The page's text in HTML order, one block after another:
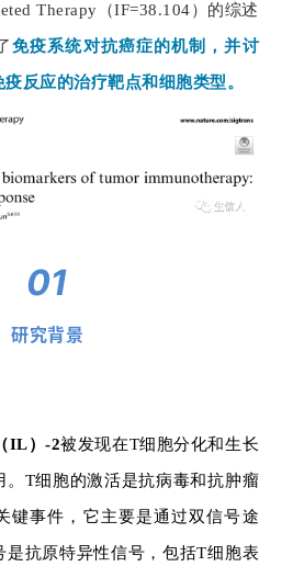
Therapy（IF=38.104）的综述
免疫系统对抗癌症的机制，并讨
反应的治疗靶点和细胞类型。
01
研究背景
IL）-2被发现在T细胞分化和生长
。T细胞的激活是抗病毒和抗肿瘤
键事件，它主要是通过双信号途
是抗原特异性信号，包括T细胞表